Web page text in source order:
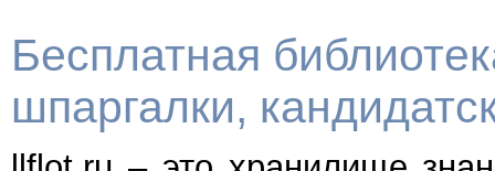
Бесплатная
шпаргалки,